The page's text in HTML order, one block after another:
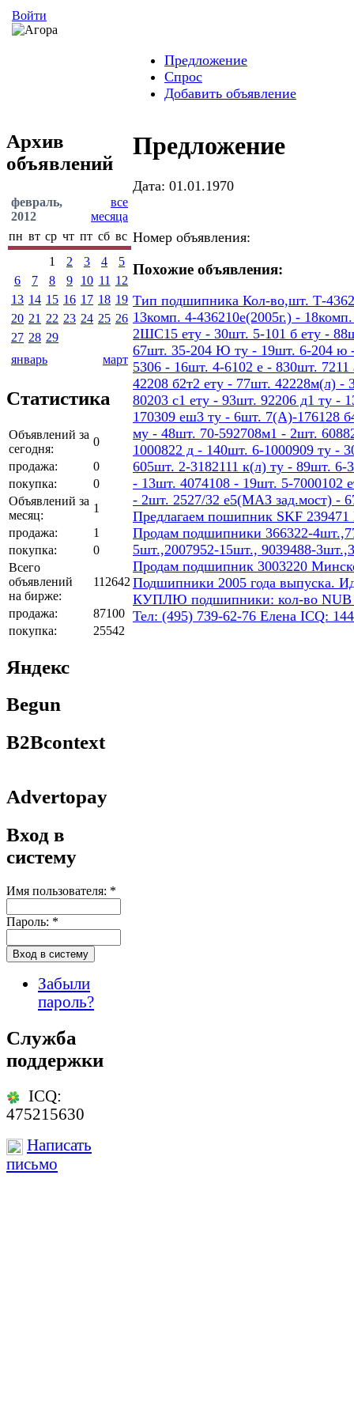
Войти
Предложение
Спрос
Добавить объявление
Архив
объявлений
февраль,
2012
все
месяца
пн вт ср чт пт сб вс
1
2 3 4
5
6
7 8 9 10 11 12
13 14 15 16 17 18 19
20 21 22 23 24 25 26
27 28 29
январь
март
Статистика
Объявлений за
сегодня:
0
продажа:
0
покупка:
0
Объявлений за
месяц:
1
продажа:
1
покупка:
0
Всего
объявлений
на бирже:
112642
продажа:
87100
покупка:
25542
Яндекс
Begun
B2Bcontext
Advertopay
Вход в
систему
Имя пользователя: *
Пароль: *
Забыли
пароль?
Служба
поддержки
ICQ:
475215630
Написать
письмо
Предложение
Дата: 01.01.1970
Номер объявления:
Похожие объявления:
Тип подшипника Кол-во,шт. Т-
13комп. 4-436210е(2005г.) -
2ШС15 ету - 30шт. 5-101 б ету -
67шт. 35-204 Ю ту - 19шт. 6-204 ю
5306 - 16шт. 4-6102 е - 830шт.
42208 б2т2 ету - 77шт. 42228м(л)
80203 с1 ету - 93шт. 92206 д1 ту
170309 еш3 ту - 6шт. 7(А)-176128
му - 48шт. 70-592708м1 - 2шт.
1000822 д - 140шт. 6-1000909 ту -
605шт. 2-3182111 к(л) ту - 89шт.
- 13шт. 4074108 - 19шт. 5-7000102
- 2шт. 2527/32 е5(МАЗ зад.мост) -
Предлагаем пошипник SKF 239471
Продам подшипники 366322-
5шт.,2007952-15шт., 9039488-
Продам подшипник 3003220
Подшипники 2005 года выпуска.
КУПЛЮ подшипники: кол-во NUB
Тел: (495) 739-62-76 Елена ICQ: